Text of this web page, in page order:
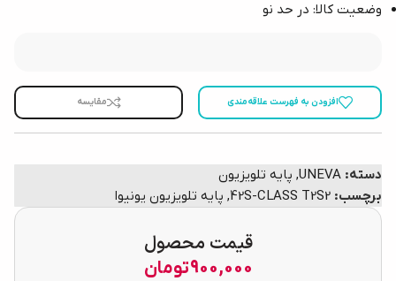
وضعیت کالا: در حد نو
افزودن به فهرست علاقه‌مندی مقایسه
دسته: UNEVA
, پایه تلویزیون
برچسب: 42S-CLASS T2S2
, پایه تلویزیون یونیوا
قیمت محصول
900,000تومان